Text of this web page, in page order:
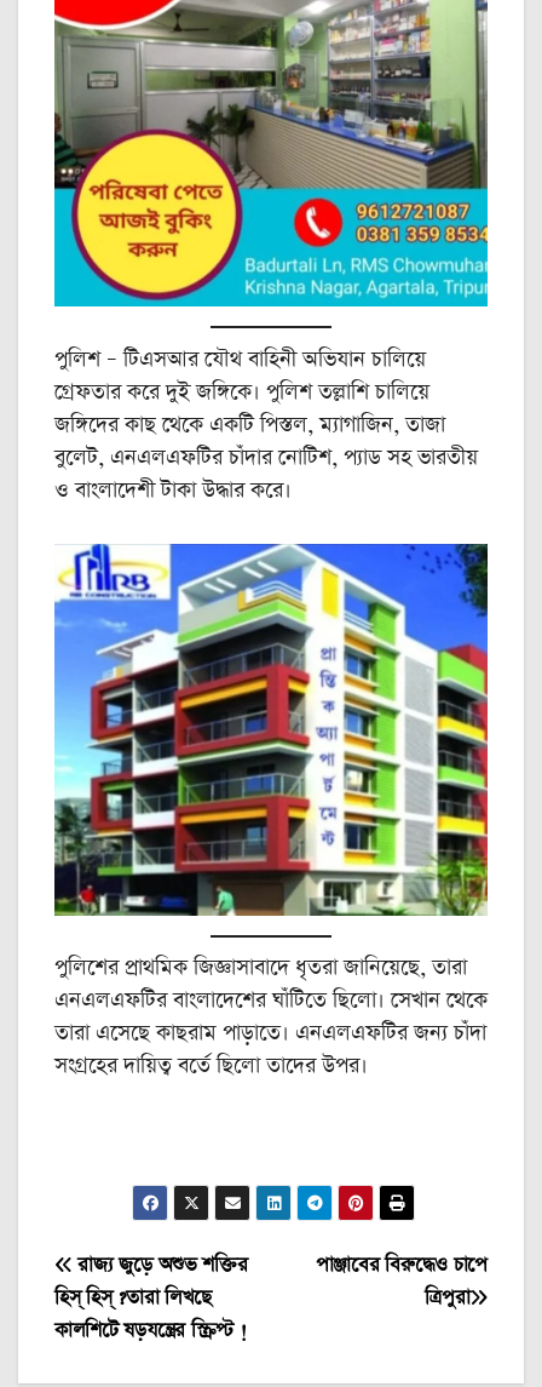
পুলিশ – টিএসআর যৌথ বাহিনী অভিযান চালিয়ে
গ্রেফতার করে দুই জঙ্গিকে। পুলিশ তল্লাশি চালিয়ে
জঙ্গিদের কাছ থেকে একটি পিস্তল, ম্যাগাজিন, তাজা
বুলেট, এনএলএফটির চাঁদার নোটিশ, প্যাড সহ ভারতীয়
ও বাংলাদেশী টাকা উদ্ধার করে।
পুলিশের প্রাথমিক জিজ্ঞাসাবাদে ধৃতরা জানিয়েছে, তারা
এনএলএফটির বাংলাদেশের ঘাঁটিতে ছিলো। সেখান থেকে
তারা এসেছে কাছরাম পাড়াতে। এনএলএফটির জন্য চাঁদা
সংগ্রহের দায়িত্ব বর্তে ছিলো তাদের উপর।
Post
navigation
পাঞ্জাবের বিরুদ্ধেও চাপে
ত্রিপুরা
রাজ্য জুড়ে অশুভ শক্তির
হিস্ হিস্ ?তারা লিখছে
কালশিটে ষড়যন্ত্রের স্ক্রিপ্ট !